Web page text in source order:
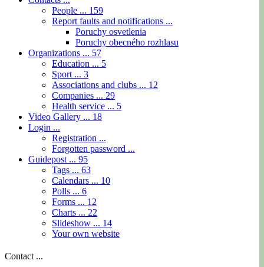
People ... 159
Report faults and notifications ...
Poruchy osvetlenia
Poruchy obecného rozhlasu
Organizations ... 57
Education ... 5
Sport ... 3
Associations and clubs ... 12
Companies ... 29
Health service ... 5
Video Gallery ... 18
Login ...
Registration ...
Forgotten password ...
Guidepost ... 95
Tags ... 63
Calendars ... 10
Polls ... 6
Forms ... 12
Charts ... 22
Slideshow ... 14
Your own website
Contact ...